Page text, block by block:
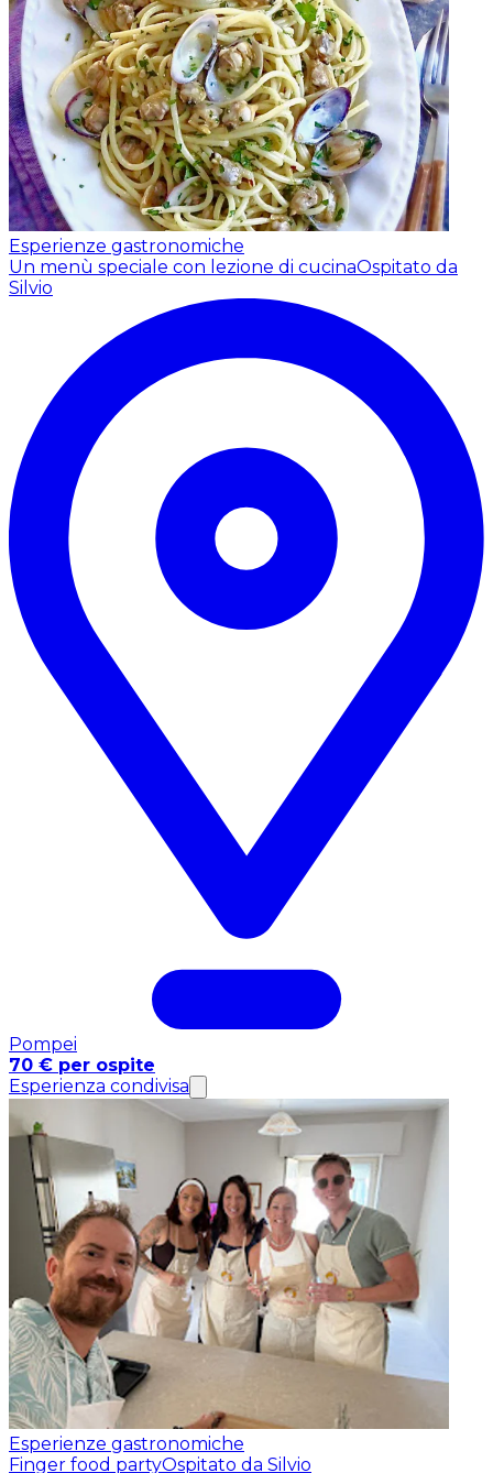
Esperienze gastronomiche
Un menù speciale con lezione di cucinaOspitato da
Silvio
Pompei
70 € per ospite
Esperienza condivisa
Esperienze gastronomiche
Finger food partyOspitato da Silvio